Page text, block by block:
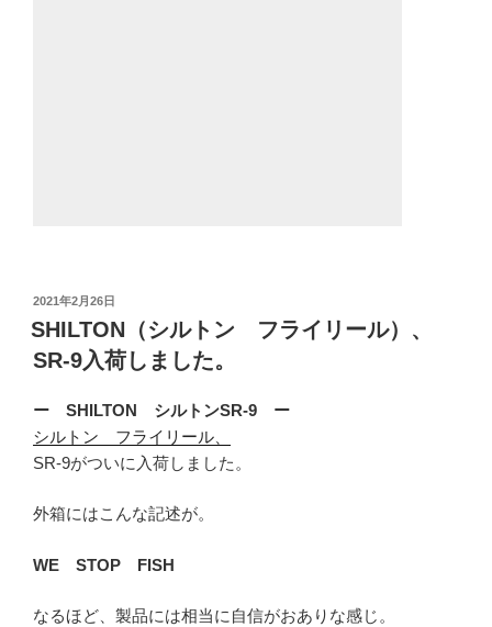
投
稿
日:
2021年2月26日
SHILTON（シルトン フライリール）、
SR-9入荷しました。
ー SHILTON シルトンSR-9 ー
シルトン フライリール、
SR-9がついに入荷しました。
外箱にはこんな記述が。
WE STOP FISH
なるほど、製品には相当に自信がおありな感じ。